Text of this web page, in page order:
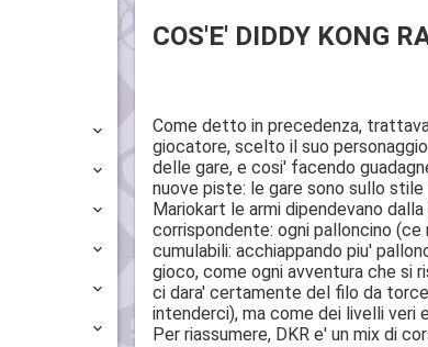
COS'E' DIDDY KONG
Come detto in precedenza,
giocatore, scelto il suo
delle gare, e cosi' facendo
nuove piste: le gare sono sullo
Mariokart le armi dipendevano
corrispondente: ogni palloncino (ce
cumulabili: acchiappando piu'
gioco, come ogni avventura che si
ci dara' certamente del filo da
intenderci), ma come dei livelli veri
Per riassumere, DKR e' un mix di